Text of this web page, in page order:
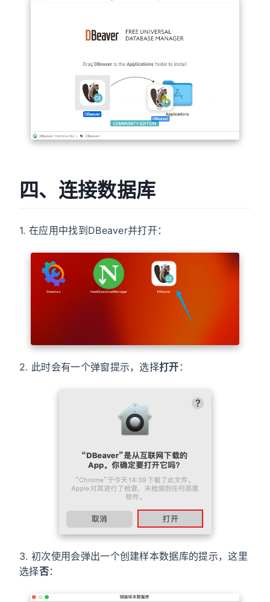
四、连接数据库
1. 在应用中找到DBeaver并打开：
2. 此时会有一个弹窗提示，选择打开 ：
3. 初次使用会弹出一个创建样本数据库的提示，这里
选择否：